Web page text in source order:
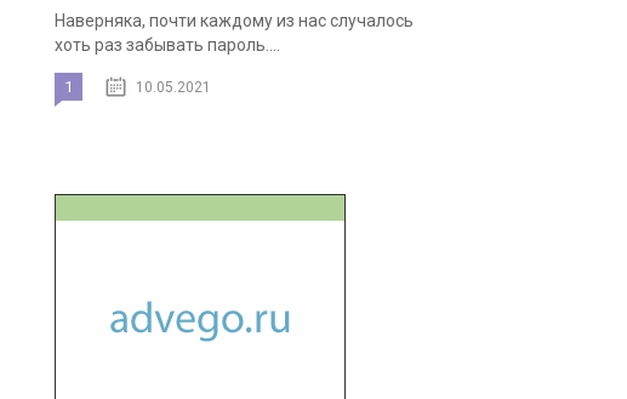
Наверняка, почти каждому из нас случалось
хоть раз забывать пароль....
1 10.05.2021